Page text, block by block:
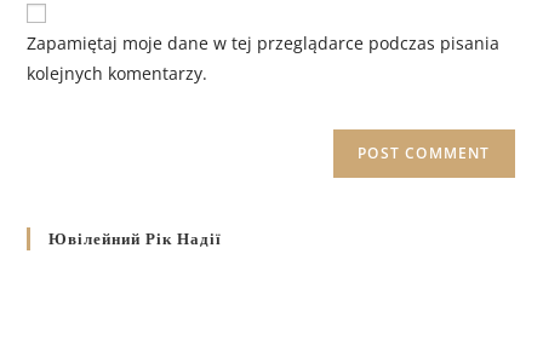
Zapamiętaj moje dane w tej przeglądarce podczas pisania
kolejnych komentarzy.
Ювілейний Рік Надії